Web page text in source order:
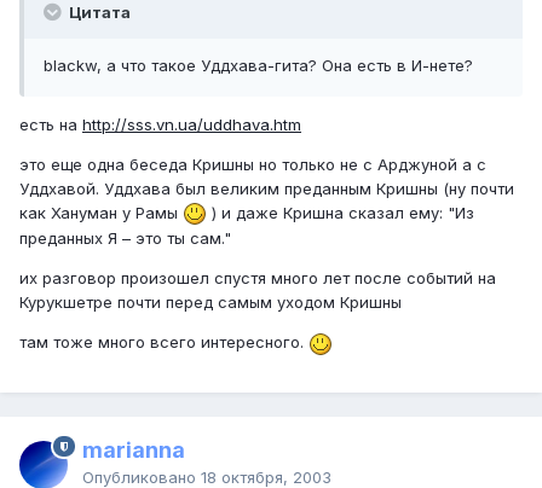
Цитата
blackw, а что такое Уддхава-гита? Она есть в И-нете?
есть на http://sss.vn.ua/uddhava.htm
это еще одна беседа Кришны но только не с Арджуной а с
Уддхавой. Уддхава был великим преданным Кришны (ну почти
как Хануман у Рамы
) и даже Кришна сказал ему: "Из
преданных Я – это ты сам."
их разговор произошел спустя много лет после событий на
Курукшетре почти перед самым уходом Кришны
там тоже много всего интересного.
marianna
Опубликовано 18 октября, 2003